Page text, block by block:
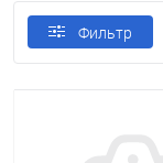
Фильтр